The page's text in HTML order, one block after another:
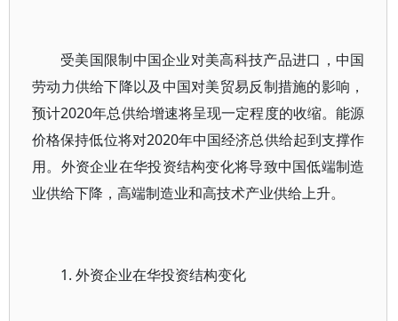
受美国限制中国企业对美高科技产品进口，中国
劳动力供给下降以及中国对美贸易反制措施的影响，
预计2020年总供给增速将呈现一定程度的收缩。能源
价格保持低位将对2020年中国经济总供给起到支撑作
用。外资企业在华投资结构变化将导致中国低端制造
业供给下降，高端制造业和高技术产业供给上升。
1. 外资企业在华投资结构变化